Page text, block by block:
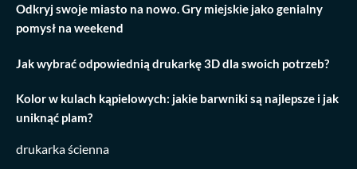
Odkryj swoje miasto na nowo. Gry miejskie jako genialny
pomysł na weekend
Jak wybrać odpowiednią drukarkę 3D dla swoich potrzeb?
Kolor w kulach kąpielowych: jakie barwniki są najlepsze i jak
uniknąć plam?
drukarka ścienna